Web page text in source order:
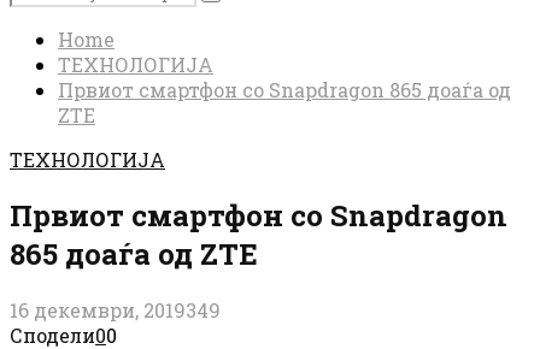
for:
Search
Home
ТЕХНОЛОГИЈА
Првиот смартфон со Snapdragon 865 доаѓа од
ZTE
ТЕХНОЛОГИЈА
Првиот смартфон со Snapdragon
865 доаѓа од ZTE
16 декември, 2019349
Сподели00